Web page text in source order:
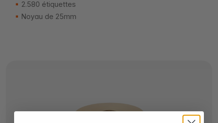
2.580 étiquettes
Noyau de 25mm